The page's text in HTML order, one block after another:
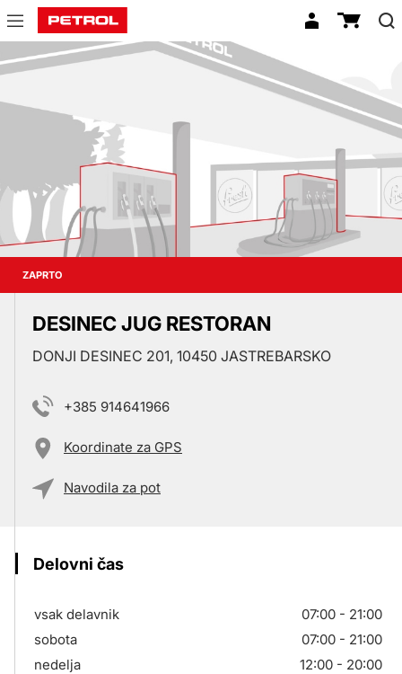
Prodajna
mesta
ZAPRTO
DESINEC JUG RESTORAN
DONJI DESINEC 201, 10450 JASTREBARSKO
+385 914641966
Koordinate za GPS
Navodila za pot
Delovni čas
vsak delavnik
07:00 - 21:00
sobota
07:00 - 21:00
nedelja
12:00 - 20:00